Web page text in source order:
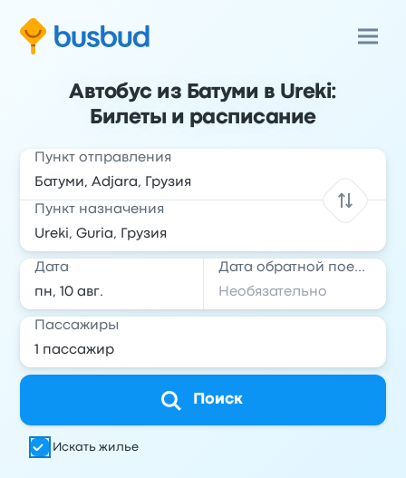
Автобус из Батуми в Ureki:
Билеты и расписание
Пункт отправления
Пункт назначения
Дата Дата обратной поездки
Пассажиры
Поиск
Искать жилье